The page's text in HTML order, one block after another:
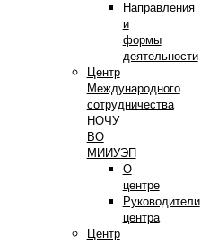
Направления
и
формы
деятельности
Центр
Международного
сотрудничества
НОЧУ
ВО
МИИУЭП
О
центре
Руководители
центра
Центр